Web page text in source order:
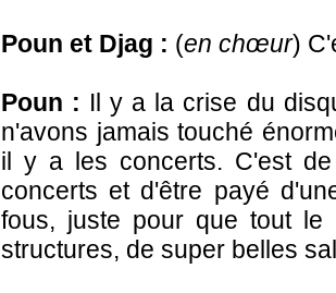
Poun et Djag : (en chœur)
Poun : Il y a la crise du
n'avons jamais touché
il y a les concerts. C'est
concerts et d'être payé
fous, juste pour que tout
structures, de super belles